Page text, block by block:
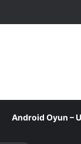
– Güncel 2025
Android Oyun –